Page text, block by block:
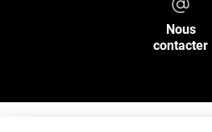
Nous
contacter